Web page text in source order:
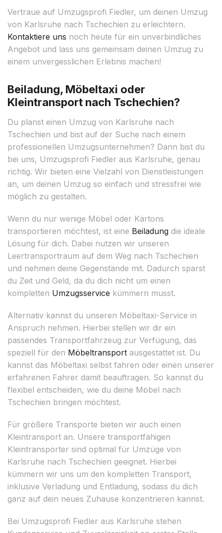
Vertraue auf Umzugsprofi Fiedler, um deinen Umzug
von Karlsruhe nach Tschechien zu erleichtern.
Kontaktiere uns noch heute für ein unverbindliches
Angebot und lass uns gemeinsam deinen Umzug zu
einem unvergesslichen Erlebnis machen!
Beiladung, Möbeltaxi oder
Kleintransport nach Tschechien?
Du planst einen Umzug von Karlsruhe nach
Tschechien und bist auf der Suche nach einem
professionellen Umzugsunternehmen? Dann bist du
bei uns, Umzugsprofi Fiedler aus Karlsruhe, genau
richtig. Wir bieten eine Vielzahl von Dienstleistungen
an, um deinen Umzug so einfach und stressfrei wie
möglich zu gestalten.
Wenn du nur wenige Möbel oder Kartons
transportieren möchtest, ist eine Beiladung die ideale
Lösung für dich. Dabei nutzen wir unseren
Leertransportraum auf dem Weg nach Tschechien
und nehmen deine Gegenstände mit. Dadurch sparst
du Zeit und Geld, da du dich nicht um einen
kompletten Umzugsservice kümmern musst.
Alternativ kannst du unseren Möbeltaxi-Service in
Anspruch nehmen. Hierbei stellen wir dir ein
passendes Transportfahrzeug zur Verfügung, das
speziell für den Möbeltransport ausgestattet ist. Du
kannst das Möbeltaxi selbst fahren oder einen unserer
erfahrenen Fahrer damit beauftragen. So kannst du
flexibel entscheiden, wie du deine Möbel nach
Tschechien bringen möchtest.
Für größere Transporte bieten wir auch einen
Kleintransport an. Unsere transportfähigen
Kleintransporter sind optimal für Umzüge von
Karlsruhe nach Tschechien geeignet. Hierbei
kümmern wir uns um den kompletten Transport,
inklusive Verladung und Entladung, sodass du dich
ganz auf dein neues Zuhause konzentrieren kannst.
Bei Umzugsprofi Fiedler aus Karlsruhe stehen